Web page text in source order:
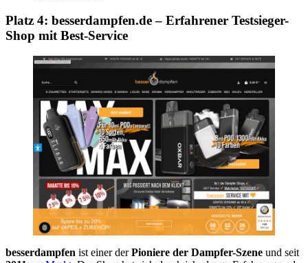
Platz 4: besserdampfen.de – Erfahrener Testsieger-
Shop mit Best-Service
besserdampfen ist einer derPioniere der Dampfer-Szene und seit